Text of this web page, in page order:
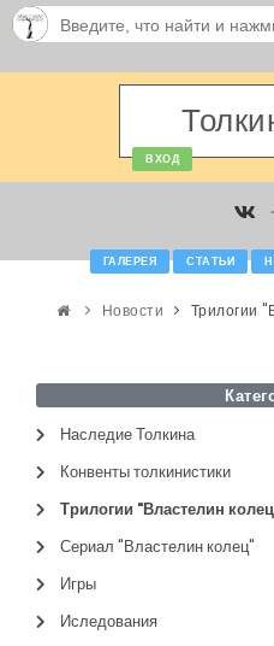
ВХОД
ГАЛЕРЕЯ СТАТЬИ
Новости Трилогии
Наследие Толкина
Конвенты толкинистики
Трилогии "Властелин
Сериал "Властелин колец"
Игры
Иследования